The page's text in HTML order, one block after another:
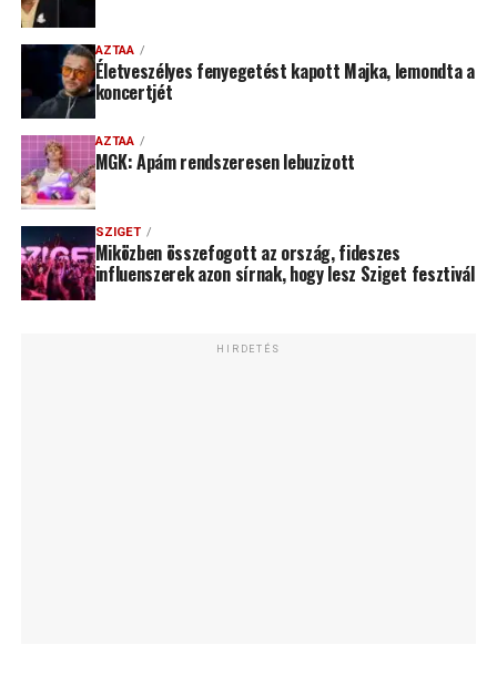
AZTAA
Életveszélyes fenyegetést kapott Majka, lemondta a
koncertjét
AZTAA
MGK: Apám rendszeresen lebuzizott
SZIGET
Miközben összefogott az ország, fideszes
influenszerek azon sírnak, hogy lesz Sziget fesztivál
HIRDETÉS